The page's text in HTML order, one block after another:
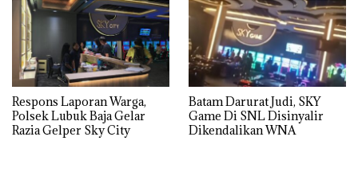
Respons Laporan Warga,
Polsek Lubuk Baja Gelar
Razia Gelper Sky City
Batam Darurat Judi, SKY
Game Di SNL Disinyalir
Dikendalikan WNA